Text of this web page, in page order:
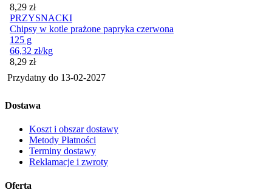
Cena
8,29 zł
PRZYSNACKI
Chipsy w kotle prażone papryka czerwona
125 g
66,32 zł/kg
Cena
8,29 zł
Przydatny do 13-02-2027
Dostawa
Koszt i obszar dostawy
Metody Płatności
Terminy dostawy
Reklamacje i zwroty
Oferta